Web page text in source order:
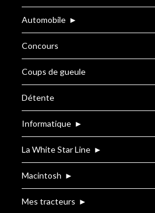
Automobile ►
Concours
Coups de gueule
Détente
Informatique ►
La White Star Line ►
Macintosh ►
Mes tracteurs ►